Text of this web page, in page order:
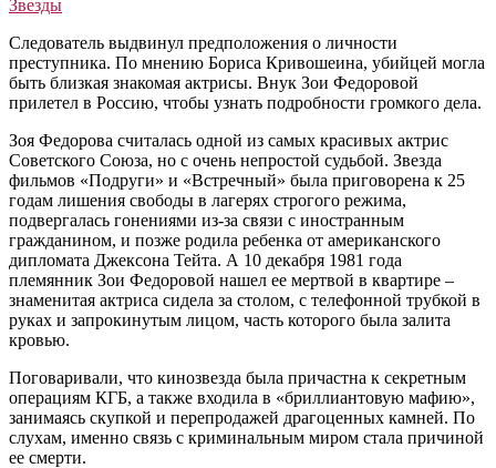
Звезды
Следователь выдвинул предположения о личности
преступника. По мнению Бориса Кривошеина, убийцей могла
быть близкая знакомая актрисы. Внук Зои Федоровой
прилетел в Россию, чтобы узнать подробности громкого дела.
Зоя Федорова считалась одной из самых красивых актрис
Советского Союза, но с очень непростой судьбой. Звезда
фильмов «Подруги» и «Встречный» была приговорена к 25
годам лишения свободы в лагерях строгого режима,
подвергалась гонениями из-за связи с иностранным
гражданином, и позже родила ребенка от американского
дипломата Джексона Тейта. А 10 декабря 1981 года
племянник Зои Федоровой нашел ее мертвой в квартире –
знаменитая актриса сидела за столом, с телефонной трубкой в
руках и запрокинутым лицом, часть которого была залита
кровью.
Поговаривали, что кинозвезда была причастна к секретным
операциям КГБ, а также входила в «бриллиантовую мафию»,
занимаясь скупкой и перепродажей драгоценных камней. По
слухам, именно связь с криминальным миром стала причиной
ее смерти.